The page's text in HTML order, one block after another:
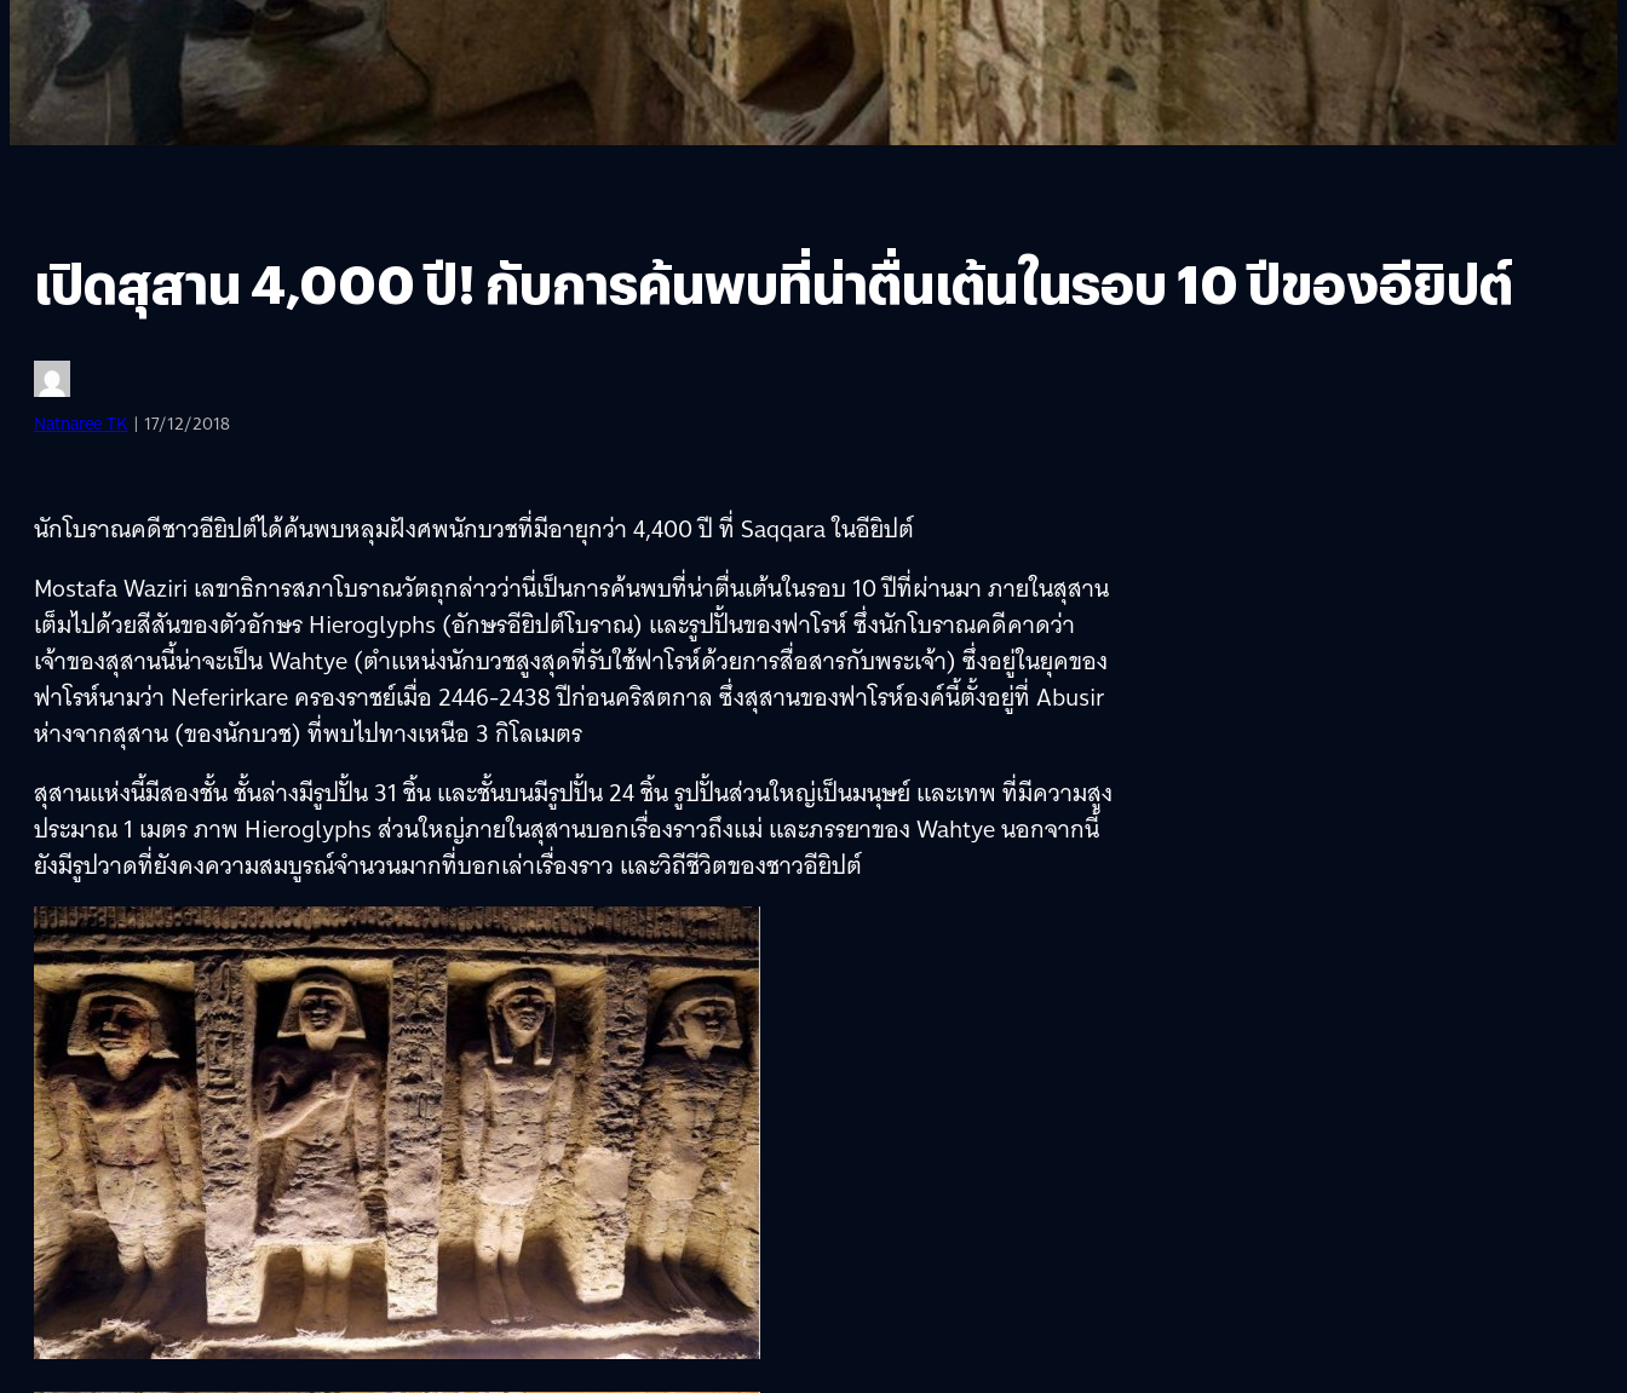
เปิดสุสาน 4,000 ปี! กับการค้นพบที่น่าตื่นเต้นในรอบ 10 ปีของอียิปต์
Natnaree TK | 17/12/2018
นักโบราณคดีชาวอียิปต์ได้ค้นพบหลุมฝังศพนักบวชที่มีอายุกว่า 4,400 ปี ที่ Saqqara ในอียิปต์
Mostafa Waziri เลขาธิการสภาโบราณวัตถุกล่าวว่านี่เป็นการค้นพบที่น่าตื่นเต้นในรอบ 10 ปีที่ผ่านมา ภายในสุสาน
เต็มไปด้วยสีสันของตัวอักษร Hieroglyphs (อักษรอียิปต์โบราณ) และรูปปั้นของฟาโรห์ ซึ่งนักโบราณคดีคาดว่า
เจ้าของสุสานนี้น่าจะเป็น Wahtye (ตำแหน่งนักบวชสูงสุดที่รับใช้ฟาโรห์ด้วยการสื่อสารกับพระเจ้า) ซึ่งอยู่ในยุคของ
ฟาโรห์นามว่า Neferirkare ครองราชย์เมื่อ 2446-2438 ปีก่อนคริสตกาล ซึ่งสุสานของฟาโรห์องค์นี้ตั้งอยู่ที่ Abusir
ห่างจากสุสาน (ของนักบวช) ที่พบไปทางเหนือ 3 กิโลเมตร
สุสานแห่งนี้มีสองชั้น ชั้นล่างมีรูปปั้น 31 ชิ้น และชั้นบนมีรูปปั้น 24 ชิ้น รูปปั้นส่วนใหญ่เป็นมนุษย์ และเทพ ที่มีความสูง
ประมาณ 1 เมตร ภาพ Hieroglyphs ส่วนใหญ่ภายในสุสานบอกเรื่องราวถึงแม่ และภรรยาของ Wahtye นอกจากนี้
ยังมีรูปวาดที่ยังคงความสมบูรณ์จำนวนมากที่บอกเล่าเรื่องราว และวิถีชีวิตของชาวอียิปต์